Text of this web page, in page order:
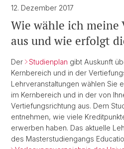
12. Dezember 2017
Wie wähle ich meine
aus und wie erfolgt
Der Studienplan gibt Auskunft
Kernbereich und in der
Lehrveranstaltungen wählen Sie
im Kernbereich und in der von
Vertiefungsrichtung aus. Dem
entnehmen, wie viele
erwerben haben. Das aktuelle
des Masterstudiengangs